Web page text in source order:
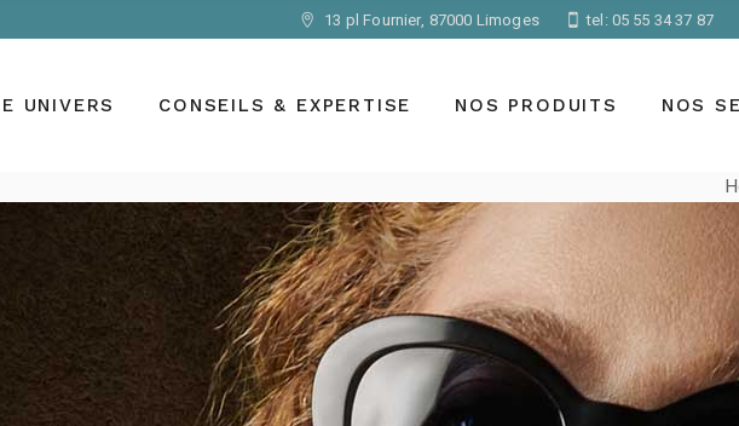
13 pl Fournier, 87000 Limoges tel: 05 55 34 37 87
UNIVERS CONSEILS & EXPERTISE
Votre regard
Votre vue
Votre équipement
Le regard des autres
Les équipements spéciaux
NOS PRODUITS
Les marques
Montures optiques et
solaires
Verres
Lentilles de contact
Jumelles, astronomie
NOS
Votre vue
Les équipements spéciaux
Montures optiques et
solaires
Lentilles de contact
Jumelles, astronomie
Loupes, systèmes
grossissants, basse vision
Accessoires